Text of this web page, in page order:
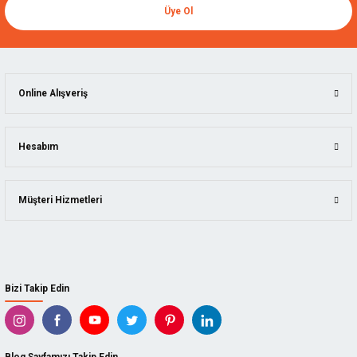
Üye Ol
Bizi Takip Edin
Online Alışveriş
Hesabım
Müşteri Hizmetleri